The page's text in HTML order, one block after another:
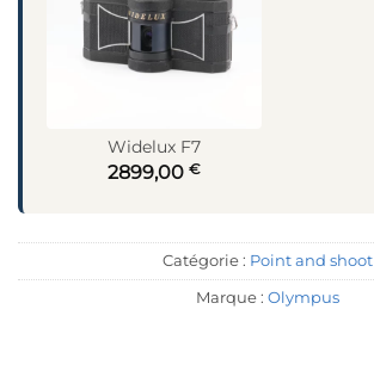
Widelux F7
2899,00 €
Catégorie : Point and shoot
Marque : Olympus